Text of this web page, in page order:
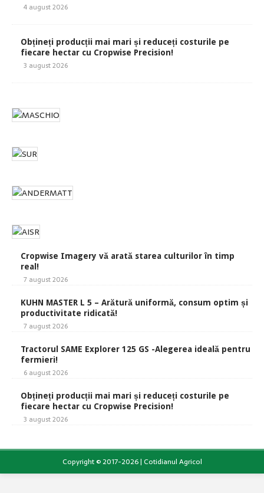
4 august 2026
Obțineți producții mai mari și reduceți costurile pe
fiecare hectar cu Cropwise Precision!
3 august 2026
Cropwise Imagery vă arată starea culturilor în timp
real!
7 august 2026
KUHN MASTER L 5 – Arătură uniformă, consum optim și
productivitate ridicată!
7 august 2026
Tractorul SAME Explorer 125 GS -Alegerea ideală pentru
fermieri!
6 august 2026
Obțineți producții mai mari și reduceți costurile pe
fiecare hectar cu Cropwise Precision!
3 august 2026
Copyright © 2017-2026 | Cotidianul Agricol